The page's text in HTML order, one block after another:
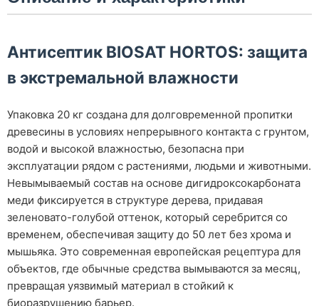
Антисептик BIOSAT HORTOS: защита
в экстремальной влажности
Упаковка 20 кг создана для долговременной пропитки
древесины в условиях непрерывного контакта с грунтом,
водой и высокой влажностью, безопасна при
эксплуатации рядом с растениями, людьми и животными.
Невымываемый состав на основе дигидроксокарбоната
меди фиксируется в структуре дерева, придавая
зеленовато-голубой оттенок, который серебрится со
временем, обеспечивая защиту до 50 лет без хрома и
мышьяка. Это современная европейская рецептура для
объектов, где обычные средства вымываются за месяц,
превращая уязвимый материал в стойкий к
биоразрушению барьер.